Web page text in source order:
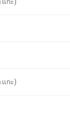
แกะ)